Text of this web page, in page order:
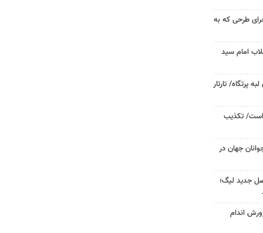
طرحی که به
امام سید
پرتگاه/ تارتار
است/ تکذیب
جهان در
جدید لیگ؛
اندام